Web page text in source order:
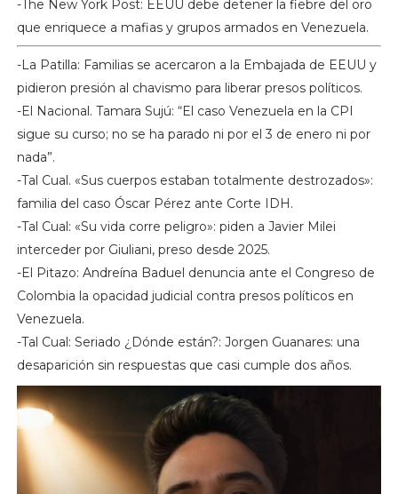
-The New York Post: EEUU debe detener la fiebre del oro
que enriquece a mafias y grupos armados en Venezuela.
-La Patilla: Familias se acercaron a la Embajada de EEUU y
pidieron presión al chavismo para liberar presos políticos.
-El Nacional. Tamara Sujú: “El caso Venezuela en la CPI
sigue su curso; no se ha parado ni por el 3 de enero ni por
nada”.
-Tal Cual. «Sus cuerpos estaban totalmente destrozados»:
familia del caso Óscar Pérez ante Corte IDH.
-Tal Cual: «Su vida corre peligro»: piden a Javier Milei
interceder por Giuliani, preso desde 2025.
-El Pitazo: Andreína Baduel denuncia ante el Congreso de
Colombia la opacidad judicial contra presos políticos en
Venezuela.
-Tal Cual: Seriado ¿Dónde están?: Jorgen Guanares: una
desaparición sin respuestas que casi cumple dos años.